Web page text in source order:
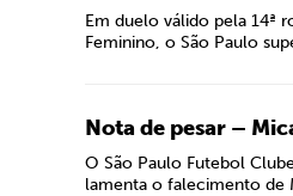
Em duelo válido pela 14ª
Feminino, o São Paulo
Nota de pesar –
O São Paulo Futebol
lamenta o falecimento de